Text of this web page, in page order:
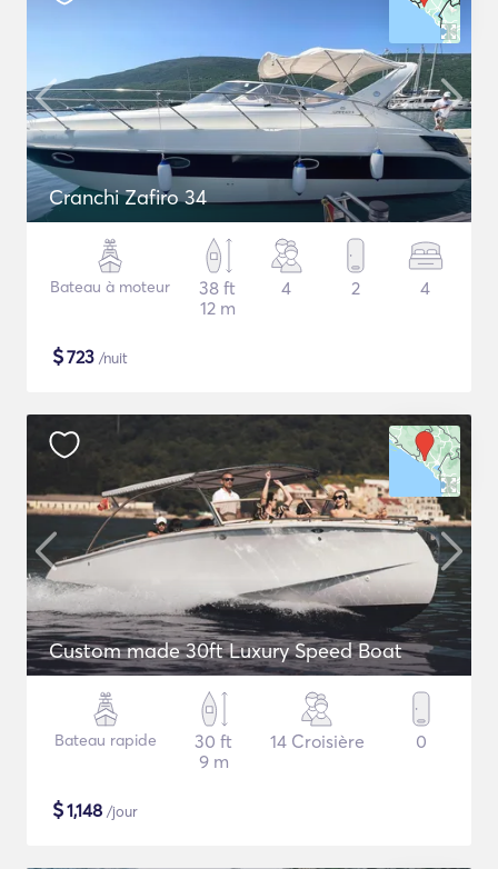
Cranchi Zafiro 34
Bateau à moteur
38 ft
12 m
4 2 4
$723 /nuit
Custom made 30ft Luxury Speed Boat
Bateau rapide
30 ft
9 m
14 Croisière 0
$1,148 /jour